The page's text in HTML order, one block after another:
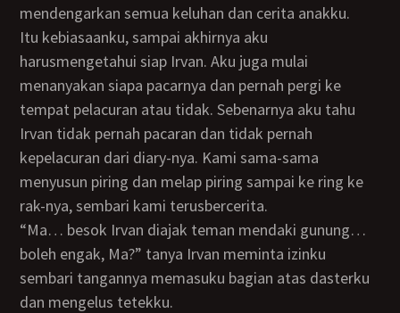
mendengarkan semua keluhan dan cerita anakku.
Itu kebiasaanku, sampai akhirnya aku
harusmengetahui siap Irvan. Aku juga mulai
menanyakan siapa pacarnya dan pernah pergi ke
tempat pelacuran atau tidak. Sebenarnya aku tahu
Irvan tidak pernah pacaran dan tidak pernah
kepelacuran dari diary-nya. Kami sama-sama
menyusun piring dan melap piring sampai ke ring ke
rak-nya, sembari kami terusbercerita.
“Ma… besok Irvan diajak teman mendaki gunung…
boleh engak, Ma?” tanya Irvan meminta izinku
sembari tangannya memasuku bagian atas dasterku
dan mengelus tetekku.